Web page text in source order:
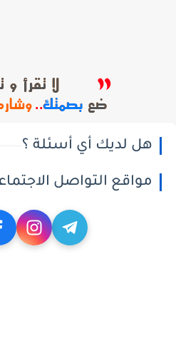
هل لديك أي أسئلة ؟
مواقع التواصل الاجتماعي